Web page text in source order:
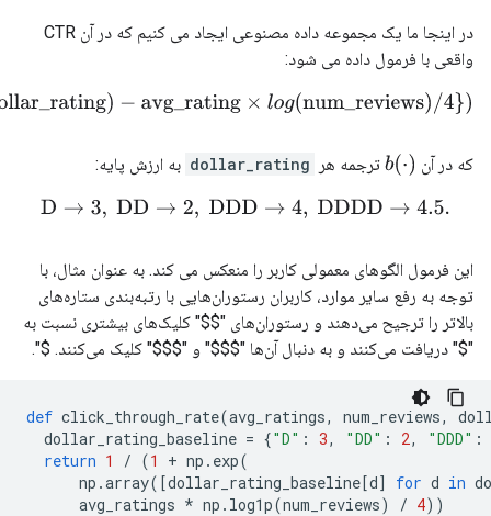
در اینجا ما یک مجموعه داده مصنوعی ایجاد می کنیم که در آن CTR
واقعی با فرمول داده می شود:
− avg_rating×log(num_reviews) 4})
که در آن b(⋅) ترجمه هر dollar_rating به ارزش پایه:
D→3 DD → , DDD→4, DDDD→4.5.
این فرمول الگوهای معمولی کاربر را منعکس می کند. به عنوان مثال، با
توجه به رفع سایر موارد، کاربران رستوران‌هایی با رتبه‌بندی ستاره‌های
بالاتر را ترجیح می‌دهند و رستوران‌های "$
$" کلیک‌های بیشتری نسبت به
"
$" دریافت می‌کنند و به دنبال آن‌ها "$
$
$" و "$
$
$" کلیک می‌کنند. $
".
def click_through_rate(avg_ratings, num_reviews,
dollar_rating_baseline = {"D" : 3, "DD" : 2, "DDD" :
return 1 / (1 + np . exp(
np .array([dollar_rating_baseline[d] for d in
avg_ratings * np . log1p(num_reviews) / 4))